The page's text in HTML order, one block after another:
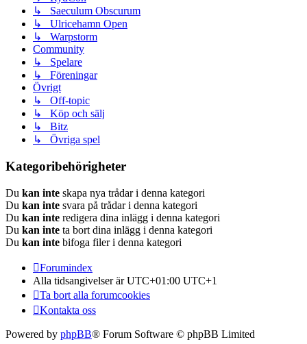
↳ Saeculum Obscurum
↳ Ulricehamn Open
↳ Warpstorm
Community
↳ Spelare
↳ Föreningar
Övrigt
↳ Off-topic
↳ Köp och sälj
↳ Bitz
↳ Övriga spel
Kategoribehörigheter
Du kan inte skapa nya trådar i denna kategori
Du kan inte svara på trådar i denna kategori
Du kan inte redigera dina inlägg i denna kategori
Du kan inte ta bort dina inlägg i denna kategori
Du kan inte bifoga filer i denna kategori
Forumindex
Alla tidsangivelser är UTC+01:00 UTC+1
Ta bort alla forumcookies
Kontakta oss
Powered by phpBB® Forum Software © phpBB Limited